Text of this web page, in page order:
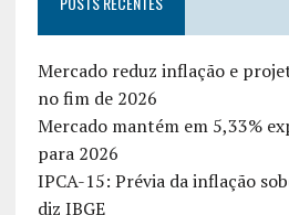
Mercado reduz inflação e
no fim de 2026
Mercado mantém em 5,33%
para 2026
IPCA-15: Prévia da inflação
diz IBGE